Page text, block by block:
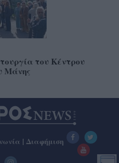
του Κέντρου
Μάνης
| Διαφήμιση